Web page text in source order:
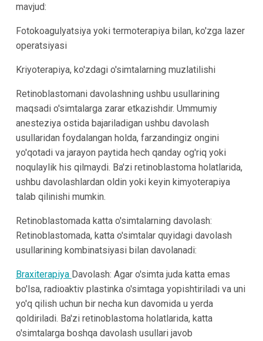
mavjud:
Fotokoagulyatsiya yoki termoterapiya bilan, ko'zga lazer
operatsiyasi
Kriyoterapiya, ko'zdagi o'simtalarning muzlatilishi
Retinoblastomani davolashning ushbu usullarining
maqsadi o'simtalarga zarar etkazishdir. Ummumiy
anesteziya ostida bajariladigan ushbu davolash
usullaridan foydalangan holda, farzandingiz ongini
yo'qotadi va jarayon paytida hech qanday og'riq yoki
noqulaylik his qilmaydi. Ba'zi retinoblastoma holatlarida,
ushbu davolashlardan oldin yoki keyin kimyoterapiya
talab qilinishi mumkin.
Retinoblastomada katta o'simtalarning davolash:
Retinoblastomada, katta o'simtalar quyidagi davolash
usullarining kombinatsiyasi bilan davolanadi:
Braxiterapiya Davolash: Agar o'simta juda katta emas
bo'lsa, radioaktiv plastinka o'simtaga yopishtiriladi va uni
yo'q qilish uchun bir necha kun davomida u yerda
qoldiriladi. Ba'zi retinoblastoma holatlarida, katta
o'simtalarga boshqa davolash usullari javob